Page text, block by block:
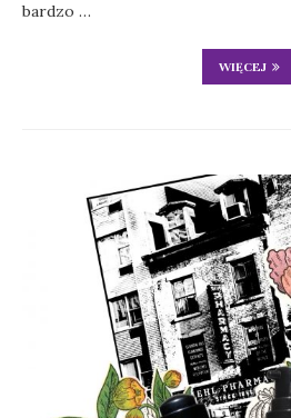
bardzo …
WIĘCEJ